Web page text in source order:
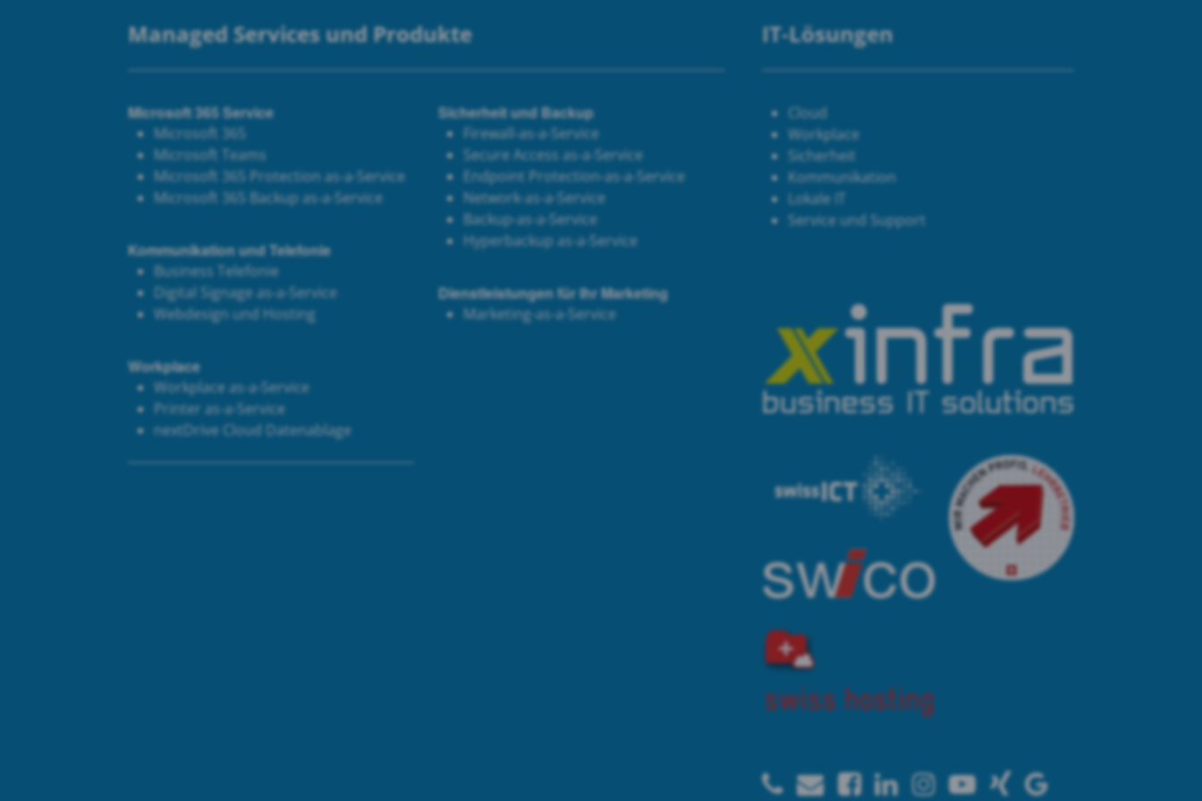
Managed Services und Produkte
Microsoft 365 Service
Microsoft 365
Microsoft Teams
Microsoft 365 Protection as-a-Service
Microsoft 365 Backup as-a-Service
Kommunikation und Telefonie
Business Telefonie
Digital Signage as-a-Service
Webdesign und Hosting
Workplace
Workplace as-a-Service
Printer as-a-Service
nextDrive Cloud Datenablage
Sicherheit und Backup
Firewall-as-a-Service
Secure Access as-a-Service
Endpoint Protection-as-a-Service
Network-as-a-Service
Backup-as-a-Service
Hyperbackup as-a-Service
Dienstleistungen für Ihr Marketing
Marketing-as-a-Service
IT-Lösungen
Cloud
Workplace
Sicherheit
Kommunikation
Lokale IT
Service und Support